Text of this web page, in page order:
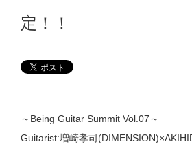
定！！
～Being Guitar Summit Vol.07～
Guitarist:増崎孝司